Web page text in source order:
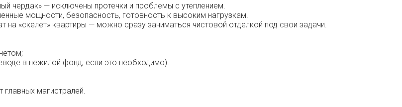
чердак» — исключены протечки и проблемы с утеплением.
мощности, безопасность, готовность к высоким нагрузкам.
на «скелет» квартиры — можно сразу заниматься чистовой отделкой под свои задачи.
в нежилой фонд, если это необходимо).
главных магистралей.